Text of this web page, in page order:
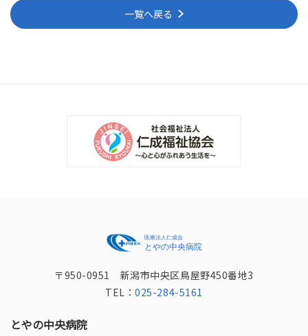
一覧へ戻る
〒950-0951 新潟市中央区鳥屋野450番地3
TEL：025-284-5161
とやの中央病院